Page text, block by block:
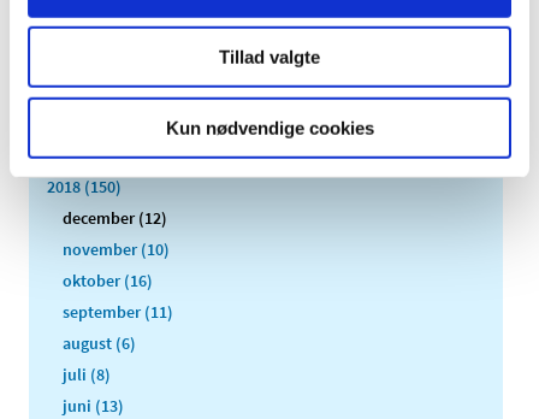
Tillad valgte
Kun nødvendige cookies
2023 (195)
2021 (516)
2019 (159)
2018 (150)
december (12)
november (10)
oktober (16)
september (11)
august (6)
juli (8)
juni (13)